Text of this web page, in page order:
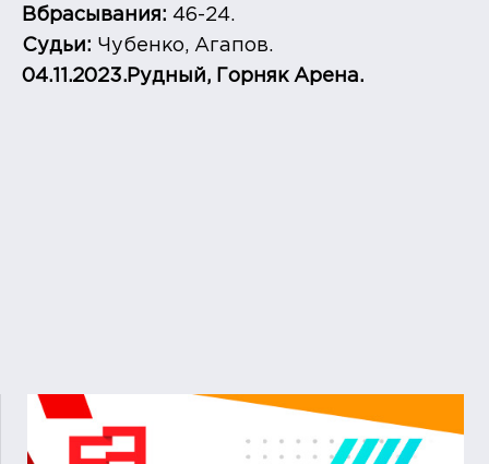
Вбрасывания: 46-24.
Судьи: Чубенко, Агапов.
04.11.2023.Рудный, Горняк Арена.